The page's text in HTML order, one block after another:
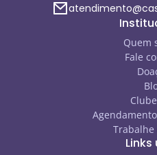
Quem
Fale
Trabalhe
Links